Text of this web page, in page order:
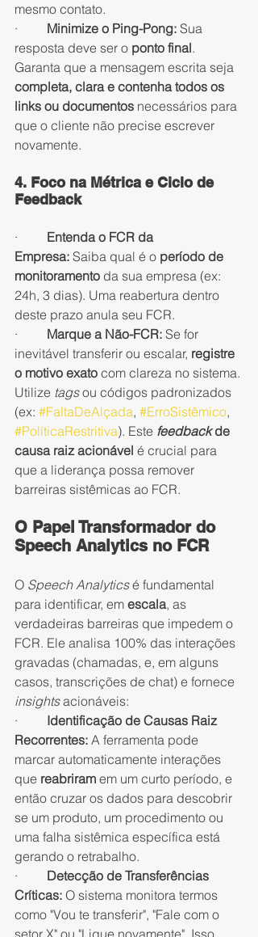
mesmo contato.
· Minimize o Ping-Pong: Sua
resposta deve ser o ponto final.
Garanta que a mensagem escrita seja
completa, clara e contenha todos os
links ou documentos necessários para
que o cliente não precise escrever
novamente.
4. Foco na Métrica e Ciclo de
Feedback
· Entenda o FCR da
Empresa: Saiba qual é o período de
monitoramento da sua empresa (ex:
24h, 3 dias). Uma reabertura dentro
deste prazo anula seu FCR.
· Marque a Não-FCR: Se for
inevitável transferir ou escalar, registre
o motivo exato com clareza no sistema.
Utilize tags ou códigos padronizados
(ex: #FaltaDeAlçada, #ErroSistêmico,
#PolíticaRestritiva). Este feedback de
causa raiz acionável é crucial para
que a liderança possa remover
barreiras sistêmicas ao FCR.
O Papel Transformador do
Speech Analytics no FCR
O Speech Analytics é fundamental
para identificar, em escala, as
verdadeiras barreiras que impedem o
FCR. Ele analisa 100% das interações
gravadas (chamadas, e, em alguns
casos, transcrições de chat) e fornece
insights acionáveis:
· Identificação de Causas Raiz
Recorrentes: A ferramenta pode
marcar automaticamente interações
que reabriram em um curto período, e
então cruzar os dados para descobrir
se um produto, um procedimento ou
uma falha sistêmica específica está
gerando o retrabalho.
· Detecção de Transferências
Críticas: O sistema monitora termos
como "Vou te transferir", "Fale com o